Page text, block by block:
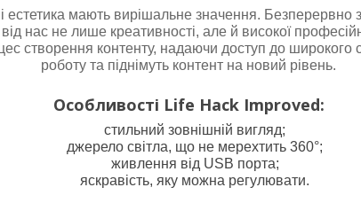
і естетика мають вирішальне значення. Безперервно
нас не лише креативності, але й високої
створення контенту, надаючи доступ до широкого
роботу та піднімуть контент на новий рівень.
Особливості Life Hack Improved:
стильний зовнішній вигляд;
джерело світла, що не мерехтить 360°;
живлення від USB порта;
яскравість, яку можна регулювати.